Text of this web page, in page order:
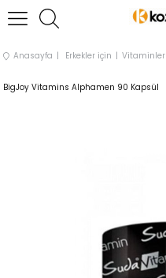
Anasayfa Erkekler için Vitaminler
BigJoy Vitamins Alphamen 90 Kapsül